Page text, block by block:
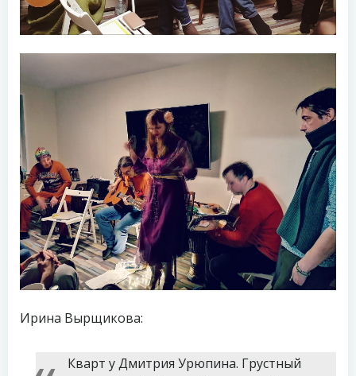
Ирина Вырщикова:
Кварт у Дмитрия Урюпина. Грустный